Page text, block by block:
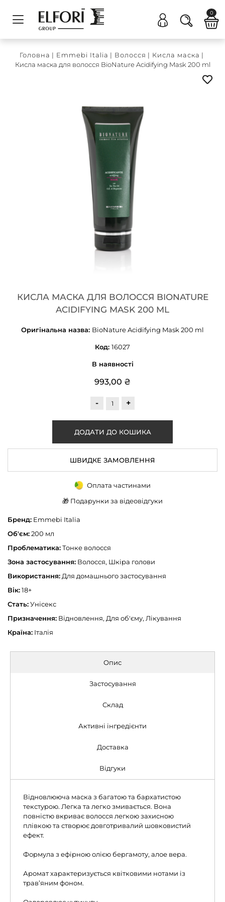
0
Головна | Emmebi Italia | Волосся | Кисла маска |
Кисла маска для волосся BioNature Acidifying Mask 200 ml
КИСЛА МАСКА ДЛЯ ВОЛОССЯ BIONATURE
ACIDIFYING MASK 200 ML
Оригінальна назва: BioNature Acidifying Mask 200 ml
Код: 16027
В наявності
993,00 ₴
- +
ШВИДКЕ ЗАМОВЛЕННЯ
Оплата частинами
🎁 Подарунки за відеовідгуки
Бренд: Emmebi Italia
Об'єм:200 мл
Проблематика:Тонке волосся
Зона застосування: Волосся, Шкіра голови
Використання: Для домашнього застосування
Вік:18+
Стать:Унісекс
Призначення: Відновлення, Для об'єму, Лікування
Країна: Італія
Опис
Застосування
Склад
Активні інгредієнти
Доставка
Відгуки
Відновлююча маска з багатою та бархатистою
текстурою. Легка та легко змивається. Вона
повністю вкриває волосся легкою захисною
плівкою та створює довготривалий шовковистий
ефект.
Формула з ефірною олією бергамоту, алое вера.
Аромат характеризується квітковими нотами із
трав’яним фоном.